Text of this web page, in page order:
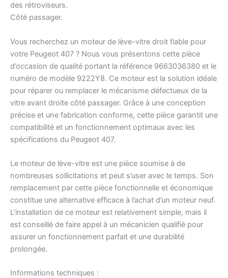
des rétroviseurs.
Côté passager.
Vous recherchez un moteur de lève-vitre droit fiable pour
votre Peugeot 407 ? Nous vous présentons cette pièce
d’occasion de qualité portant la référence 9663036380 et le
numéro de modèle 9222Y8. Ce moteur est la solution idéale
pour réparer ou remplacer le mécanisme défectueux de la
vitre avant droite côté passager. Grâce à une conception
précise et une fabrication conforme, cette pièce garantit une
compatibilité et un fonctionnement optimaux avec les
spécifications du Peugeot 407.
Le moteur de lève-vitre est une pièce soumise à de
nombreuses sollicitations et peut s’user avec le temps. Son
remplacement par cette pièce fonctionnelle et économique
constitue une alternative efficace à l’achat d’un moteur neuf.
L’installation de ce moteur est relativement simple, mais il
est conseillé de faire appel à un mécanicien qualifié pour
assurer un fonctionnement parfait et une durabilité
prolongée.
Informations techniques :